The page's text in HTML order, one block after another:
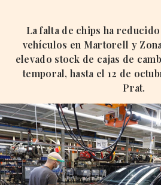
La falta de chips ha
vehículos en Martorell y
elevado stock de cajas de
temporal, hasta el 12 de
Prat.